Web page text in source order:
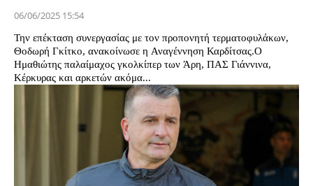
06/06/2025 15:54
Την επέκταση συνεργασίας με τον προπονητή τερματοφυλάκων,
Θοδωρή Γκίτκο, ανακοίνωσε η Αναγέννηση Καρδίτσας.Ο
Ημαθιώτης παλαίμαχος γκολκίπερ των Άρη, ΠΑΣ Γιάννινα,
Κέρκυρας και αρκετών ακόμα...